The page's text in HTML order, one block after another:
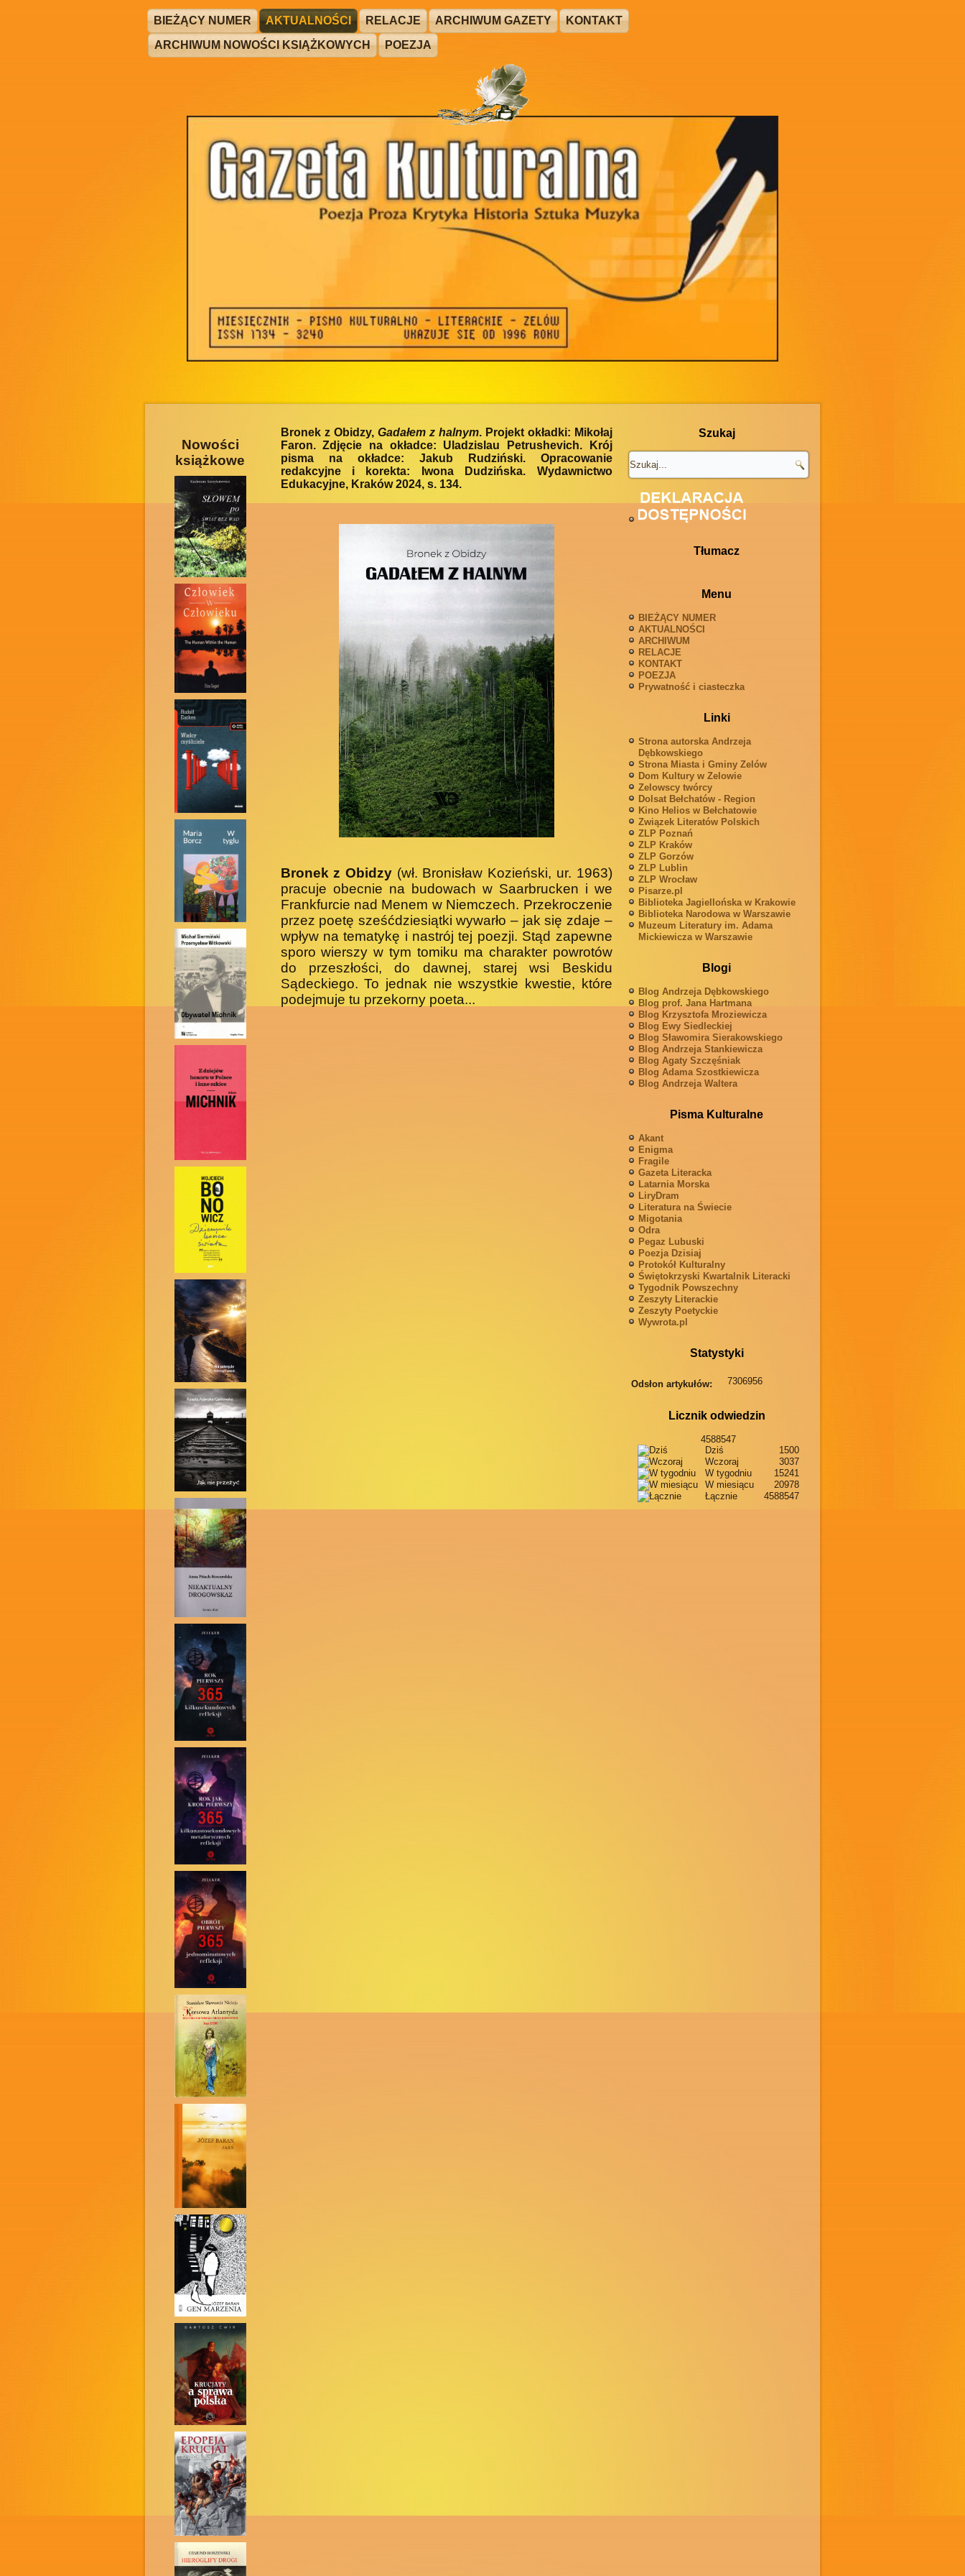
BIEŻĄCY NUMER AKTUALNOŚCI RELACJE ARCHIWUM GAZETY
KONTAKT
ARCHIWUM NOWOŚCI KSIĄŻKOWYCH
POEZJA
Nowości
książkowe
Bronek z Obidzy, Gadałem z halnym. Projekt okładki: Mikołaj
Faron. Zdjęcie na okładce: Uladzislau Petrushevich. Krój
pisma na okładce: Jakub Rudziński. Opracowanie
redakcyjne i korekta: Iwona Dudzińska. Wydawnictwo
Edukacyjne, Kraków 2024, s. 134.
Bronek z Obidzy (wł. Bronisław Kozieński, ur. 1963)
pracuje obecnie na budowach w Saarbrucken i we
Frankfurcie nad Menem w Niemczech. Przekroczenie
przez poetę sześćdziesiątki wywarło – jak się zdaje –
wpływ na tematykę i nastrój tej poezji. Stąd zapewne
sporo wierszy w tym tomiku ma charakter powrotów
do przeszłości, do dawnej, starej wsi Beskidu
Sądeckiego. To jednak nie wszystkie kwestie, które
podejmuje tu przekorny poeta...
Szukaj
Tłumacz
Menu
BIEŻĄCY NUMER
AKTUALNOŚCI
ARCHIWUM
RELACJE
KONTAKT
POEZJA
Prywatność i ciasteczka
Linki
Strona autorska Andrzeja
Dębkowskiego
Strona Miasta i Gminy Zelów
Dom Kultury w Zelowie
Zelowscy twórcy
Dolsat Bełchatów - Region
Kino Helios w Bełchatowie
Związek Literatów Polskich
ZLP Poznań
ZLP Kraków
ZLP Gorzów
ZLP Lublin
ZLP Wrocław
Pisarze.pl
Biblioteka Jagiellońska w Krakowie
Biblioteka Narodowa w Warszawie
Muzeum Literatury im. Adama
Mickiewicza w Warszawie
Blogi
Blog Andrzeja Dębkowskiego
Blog prof. Jana Hartmana
Blog Krzysztofa Mroziewicza
Blog Ewy Siedleckiej
Blog Sławomira Sierakowskiego
Blog Andrzeja Stankiewicza
Blog Agaty Szczęśniak
Blog Adama Szostkiewicza
Blog Andrzeja Waltera
Pisma Kulturalne
Akant
Enigma
Fragile
Gazeta Literacka
Latarnia Morska
LiryDram
Literatura na Świecie
Migotania
Odra
Pegaz Lubuski
Poezja Dzisiaj
Protokół Kulturalny
Świętokrzyski Kwartalnik Literacki
Tygodnik Powszechny
Zeszyty Literackie
Zeszyty Poetyckie
Wywrota.pl
Statystyki
Odsłon artykułów: 7306956
Licznik odwiedzin
4588547
Dziś
1500
Wczoraj
3037
W tygodniu
15241
W miesiącu
20978
Łącznie
4588547